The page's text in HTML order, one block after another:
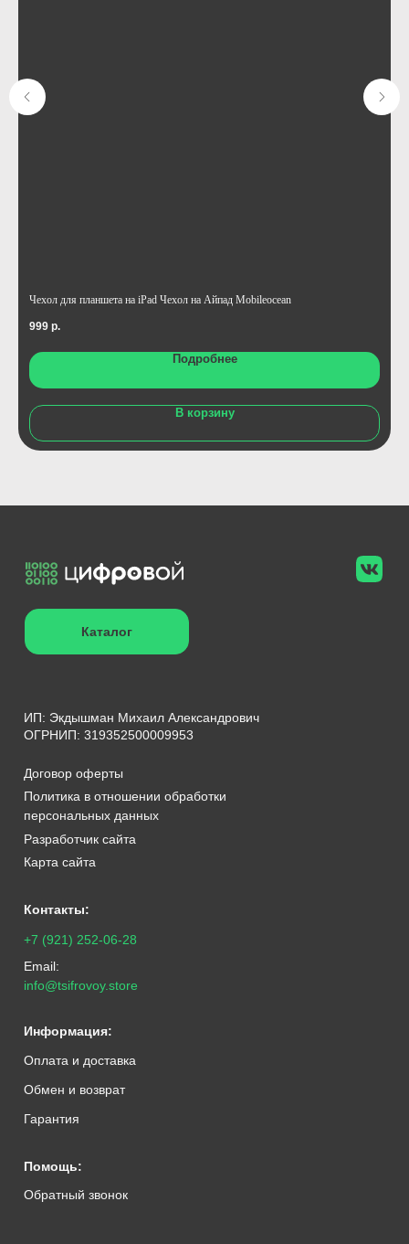
Чехол для планшета на iPad Чехол на Айпад Mobileocean
999 р.
Подробнее
В корзину
Политика в отношении обработки
персональных данных
Договор оферты
ОГРНИП: 319352500009953
Разработчик сайта
Каталог
Контакты:
+7 (921) 252-06-28
Email:
info@tsifrovoy.store
Информация:
Оплата и доставка
Обмен и возврат
Помощь:
Обратный звонок
Гарантия
Карта сайта
ИП: Экдышман Михаил Александрович